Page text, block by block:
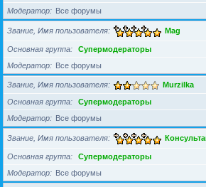
Модератор
Все форумы
Звание, Имя пользователя Mag
Основная группа
Супермодераторы
Модератор
Все форумы
Звание, Имя пользователя Murzilka
Основная группа
Супермодераторы
Модератор
Все форумы
Звание, Имя пользователя
Основная группа
Супермодераторы
Модератор
Все форумы